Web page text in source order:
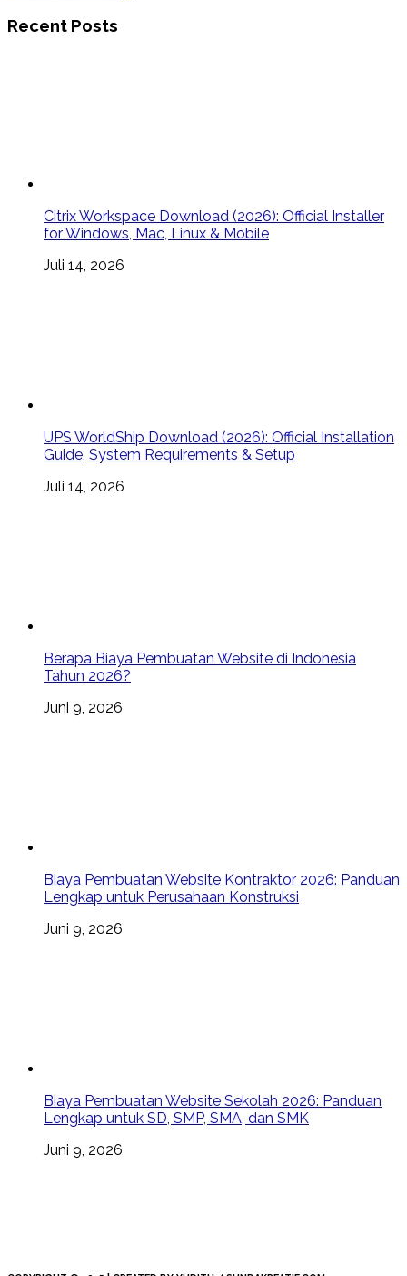
Recent Posts
Citrix Workspace Download (2026): Official Installer
for Windows, Mac, Linux & Mobile
Juli 14, 2026
UPS WorldShip Download (2026): Official Installation
Guide, System Requirements & Setup
Juli 14, 2026
Berapa Biaya Pembuatan Website di Indonesia
Tahun 2026?
Juni 9, 2026
Biaya Pembuatan Website Kontraktor 2026: Panduan
Lengkap untuk Perusahaan Konstruksi
Juni 9, 2026
Biaya Pembuatan Website Sekolah 2026: Panduan
Lengkap untuk SD, SMP, SMA, dan SMK
Juni 9, 2026